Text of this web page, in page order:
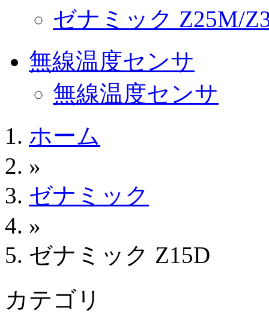
ゼナミック Z25M/
無線温度センサ
無線温度センサ
ホーム
»
ゼナミック
»
ゼナミック Z15D
カテゴリ